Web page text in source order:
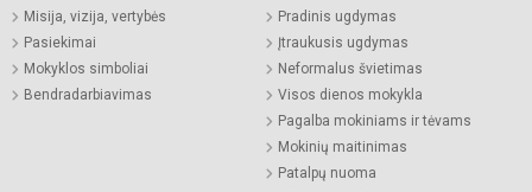
Misija, vizija, vertybės
Pasiekimai
Mokyklos simboliai
Bendradarbiavimas
Pradinis ugdymas
Įtraukusis ugdymas
Neformalus švietimas
Visos dienos mokykla
Pagalba mokiniams ir tėvams
Mokinių maitinimas
Patalpų nuoma